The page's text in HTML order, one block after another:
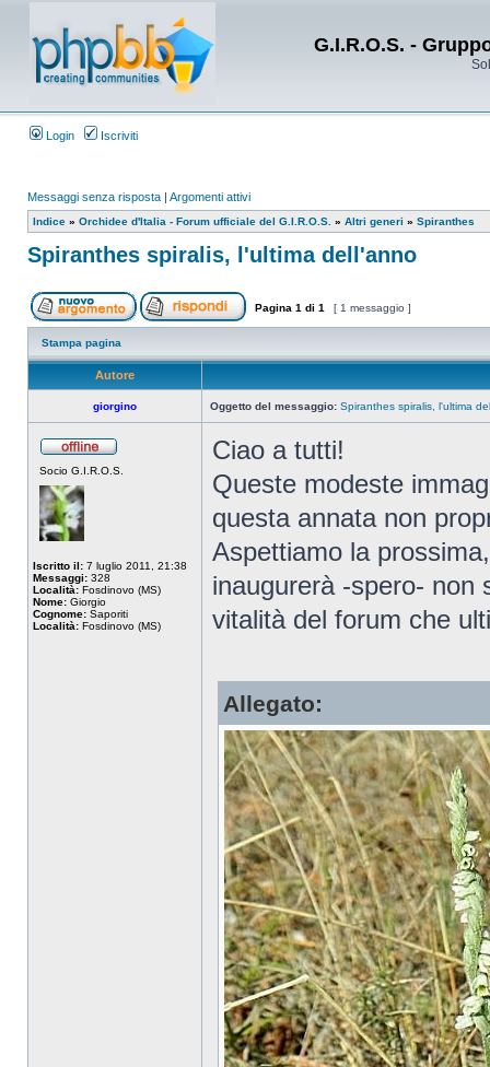
G.I.R.O.S. -
Login Iscriviti
Messaggi senza risposta | Argomenti attivi
Indice » Orchidee d'Italia - Forum ufficiale del G.I.R.O.S. » Altri generi » Spiranthes
Spiranthes spiralis, l'ultima dell'anno
Pagina 1 di 1 [ 1 messaggio ]
Stampa pagina
Autore
giorgino Oggetto del messaggio: Spiranthes spiralis, l'ultima
Socio G.I.R.O.S.
Iscritto il: 7 luglio 2011, 21:38
Messaggi: 328
Località: Fosdinovo (MS)
Nome: Giorgio
Cognome: Saporiti
Località: Fosdinovo (MS)
Ciao a tutti!
Queste modeste
questa annata non
Aspettiamo la
inaugurerà -spero- non
vitalità del forum che
Allegato: